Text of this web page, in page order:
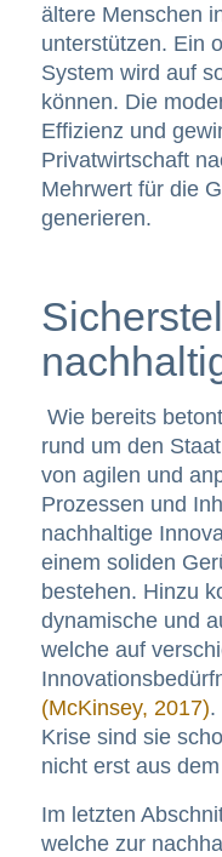
ältere Menschen
unterstützen. Ein
System wird auf
können. Die
Effizienz und
Privatwirtschaft
Mehrwert für die
generieren.
Wie bereits
rund um den
von agilen und
Prozessen und
nachhaltige
einem soliden
bestehen. Hinzu
dynamische und
welche auf
(McKinsey, 2017).
Krise sind sie
nicht erst aus
Im letzten
welche zur